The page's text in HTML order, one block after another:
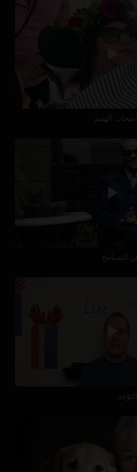
الهمم
التسامح